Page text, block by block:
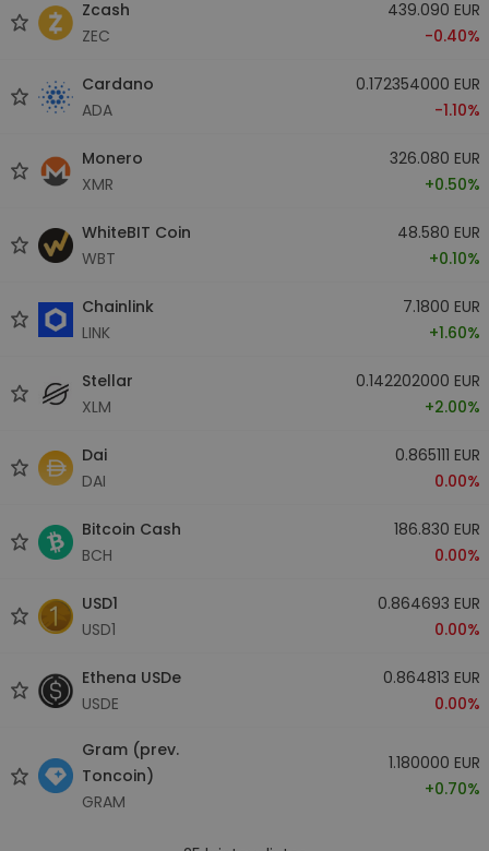
Zcash
ZEC
439.090 EUR
-0.40%
Cardano
ADA
0.172354000 EUR
-1.10%
Monero
XMR
326.080 EUR
+0.50%
WhiteBIT Coin
WBT
48.580 EUR
+0.10%
Chainlink
LINK
7.1800 EUR
+1.60%
Stellar
XLM
0.142202000 EUR
+2.00%
Dai
DAI
0.865111 EUR
0.00%
Bitcoin Cash
BCH
186.830 EUR
0.00%
USD1
USD1
0.864693 EUR
0.00%
Ethena USDe
USDE
0.864813 EUR
0.00%
Gram (prev.
Toncoin)
GRAM
1.180000 EUR
+0.70%